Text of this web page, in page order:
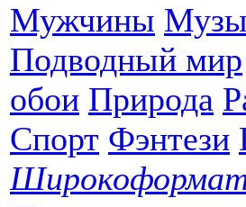
Мужчины
Подводный мир
обои Природа
Спорт Фэнтези